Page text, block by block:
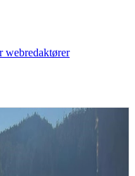
webredaktører